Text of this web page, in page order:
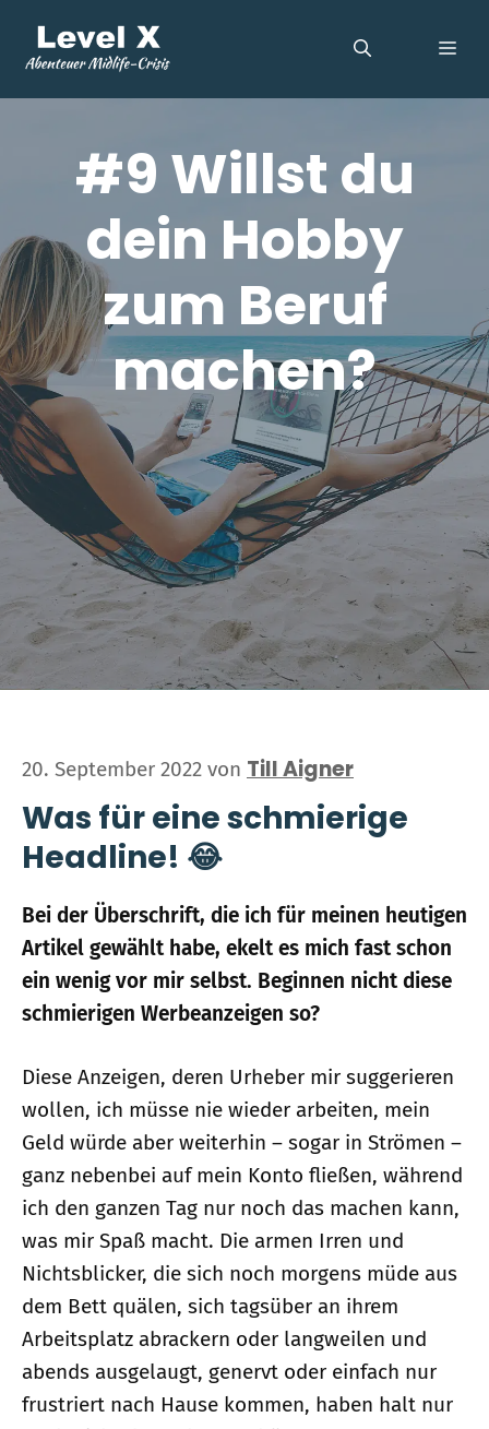
Inhalt
#9 Willst du
dein Hobby
zum Beruf
machen?
20. September 2022 von Till Aigner
Was für eine schmierige
Headline! 😂
Bei der Überschrift, die ich für meinen heutigen
Artikel gewählt habe, ekelt es mich fast schon
ein wenig vor mir selbst. Beginnen nicht diese
schmierigen Werbeanzeigen so?
Diese Anzeigen, deren Urheber mir suggerieren
wollen, ich müsse nie wieder arbeiten, mein
Geld würde aber weiterhin – sogar in Strömen –
ganz nebenbei auf mein Konto fließen, während
ich den ganzen Tag nur noch das machen kann,
was mir Spaß macht. Die armen Irren und
Nichtsblicker, die sich noch morgens müde aus
dem Bett quälen, sich tagsüber an ihrem
Arbeitsplatz abrackern oder langweilen und
abends ausgelaugt, genervt oder einfach nur
frustriert nach Hause kommen, haben halt nur